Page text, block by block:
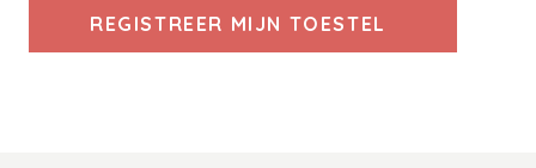
REGISTREER MIJN TOESTEL